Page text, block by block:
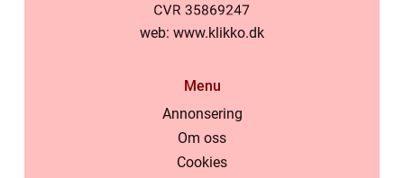
web: www.klikko.dk
Menu
Annonsering
Om oss
Cookies